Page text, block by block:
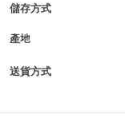
儲存方式
產地
送貨方式